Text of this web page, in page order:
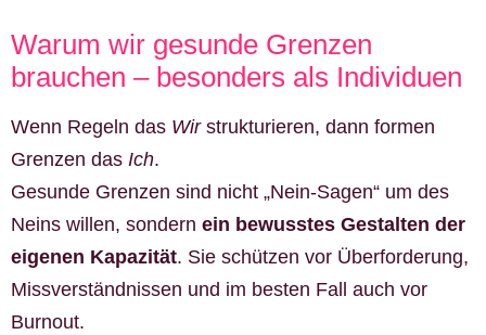
Warum wir gesunde Grenzen
brauchen – besonders als Individuen
Wenn Regeln das Wirstrukturieren, dann formen
Grenzen das Ich.
Gesunde Grenzen sind nicht „Nein-Sagen“ um des
Neins willen, sondern ein bewusstes Gestalten der
eigenen Kapazität. Sie schützen vor Überforderung,
Missverständnissen und im besten Fall auch vor
Burnout.